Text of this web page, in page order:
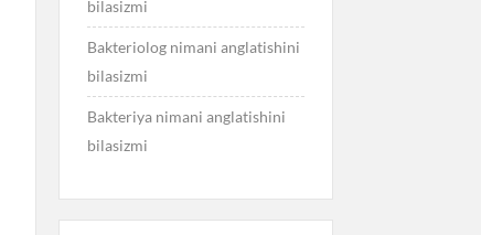
bilasizmi
Bakteriolog nimani anglatishini
bilasizmi
Bakteriya nimani anglatishini
bilasizmi